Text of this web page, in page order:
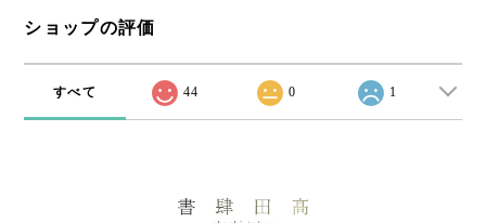
ショップの評価
すべて 44 0 1